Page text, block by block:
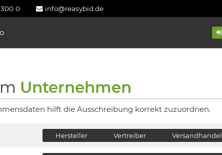
0 info@reasybid.de
Unternehmen
hilft die Ausschreibung korrekt zuzuordnen.
Hersteller Vertreiber Versandhandel